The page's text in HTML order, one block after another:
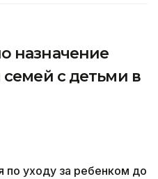
назначение
с детьми в
по уходу за ребенком до